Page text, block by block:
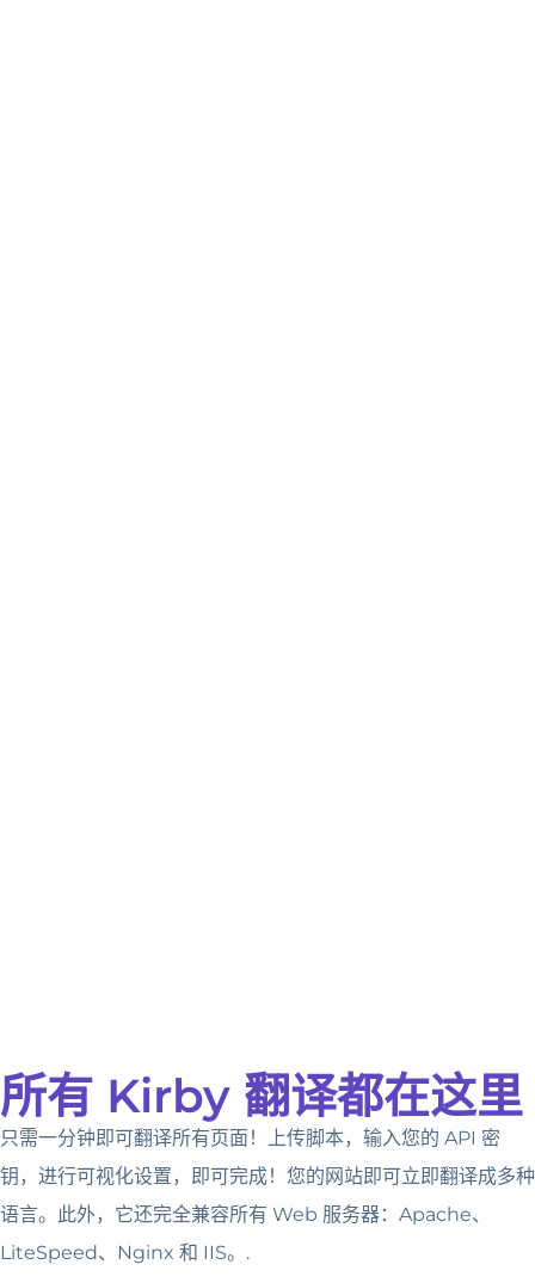
所有 Kirby 翻译都在这里
只需一分钟即可翻译所有页面！上传脚本，输入您的 API 密
钥，进行可视化设置，即可完成！您的网站即可立即翻译成多种
语言。此外，它还完全兼容所有 Web 服务器：Apache、
LiteSpeed、Nginx 和 IIS。.